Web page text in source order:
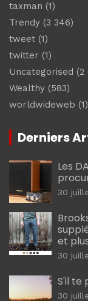
taxman (1)
Trendy (3 346)
tweet (1)
twitter (1)
Uncategorised (2
Wealthy (583)
worldwideweb (1)
Derniers
Les
30
et
30
S'il te
30